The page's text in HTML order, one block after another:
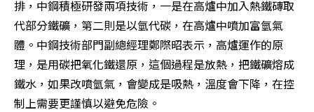
排，中鋼積極研發兩項技術，一是在高爐中加入熱鐵磚取
代部分鐵礦，第二則是以氫代碳，在高爐中噴加富氫氣
體。中鋼技術部門副總經理鄭際昭表示，高爐運作的原
理，是用碳把氧化鐵還原，這個過程是放熱，把鐵礦熔成
鐵水，如果改噴氫氣，會變成是吸熱，溫度會下降，在控
制上需要更謹慎以避免危險。